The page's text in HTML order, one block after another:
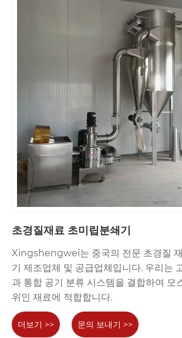
초경질재료 초미립분쇄기
Xingshengwei는 중국의 전문 초경질
기 제조업체 및 공급업체입니다. 우리는
과 통합 공기 분류 시스템을 결합하여 모
위인 재료에 적합합니다.
더보기 >> 문의 보내기 >>